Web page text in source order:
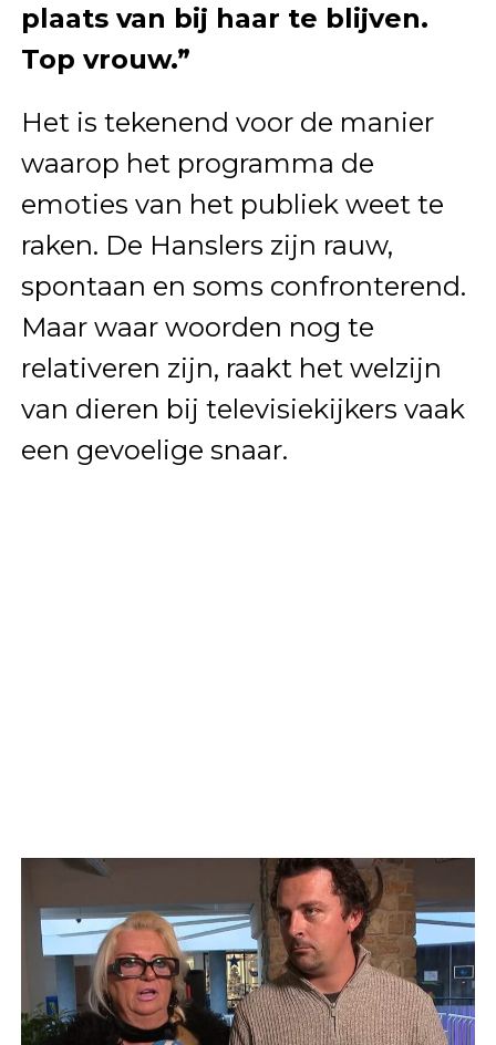
plaats van bij haar te blijven.
Top vrouw.”
Het is tekenend voor de manier
waarop het programma de
emoties van het publiek weet te
raken. De Hanslers zijn rauw,
spontaan en soms confronterend.
Maar waar woorden nog te
relativeren zijn, raakt het welzijn
van dieren bij televisiekijkers vaak
een gevoelige snaar.